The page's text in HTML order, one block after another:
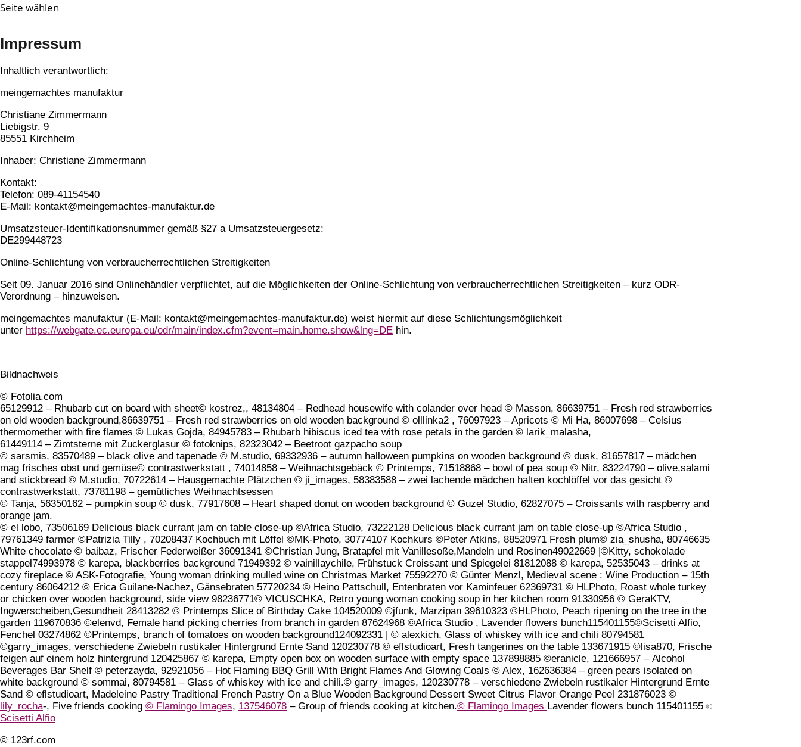
Seite wählen
Impressum
Inhaltlich verantwortlich:
meingemachtes manufaktur
Christiane Zimmermann
Liebigstr. 9
85551 Kirchheim
Inhaber: Christiane Zimmermann
Kontakt:
Telefon: 089-41154540
E-Mail: kontakt@meingemachtes-manufaktur.de
Umsatzsteuer-Identifikationsnummer gemäß §27 a Umsatzsteuergesetz:
DE299448723
Online-Schlichtung von verbraucherrechtlichen Streitigkeiten
Seit 09. Januar 2016 sind Onlinehändler verpflichtet, auf die Möglichkeiten der Online-Schlichtung von verbraucherrechtlichen Streitigkeiten – kurz ODR-
Verordnung – hinzuweisen.
meingemachtes manufaktur (E-Mail: kontakt@meingemachtes-manufaktur.de) weist hiermit auf diese Schlichtungsmöglichkeit
unter https://webgate.ec.europa.eu/odr/main/index.cfm?event=main.home.show&lng=DE hin.
Bildnachweis
© Fotolia.com
65129912 – Rhubarb cut on board with sheet© kostrez,, 48134804 – Redhead housewife with colander over head © Masson, 86639751 – Fresh red strawberries
on old wooden background,86639751 – Fresh red strawberries on old wooden background © olllinka2 , 76097923 – Apricots © Mi Ha, 86007698 – Celsius
thermomether with fire flames © Lukas Gojda, 84945783 – Rhubarb hibiscus iced tea with rose petals in the garden © larik_malasha,
61449114 – Zimtsterne mit Zuckerglasur © fotoknips, 82323042 – Beetroot gazpacho soup
© sarsmis, 83570489 – black olive and tapenade © M.studio, 69332936 – autumn halloween pumpkins on wooden background © dusk, 81657817 – mädchen
mag frisches obst und gemüse© contrastwerkstatt , 74014858 – Weihnachtsgebäck © Printemps, 71518868 – bowl of pea soup © Nitr, 83224790 – olive,salami
and stickbread © M.studio, 70722614 – Hausgemachte Plätzchen © ji_images, 58383588 – zwei lachende mädchen halten kochlöffel vor das gesicht ©
contrastwerkstatt, 73781198 – gemütliches Weihnachtsessen
© Tanja, 56350162 – pumpkin soup © dusk, 77917608 – Heart shaped donut on wooden background © Guzel Studio, 62827075 – Croissants with raspberry and
orange jam.
© el lobo, 73506169 Delicious black currant jam on table close-up ©Africa Studio, 73222128 Delicious black currant jam on table close-up ©Africa Studio ,
79761349 farmer ©Patrizia Tilly , 70208437 Kochbuch mit Löffel ©MK-Photo, 30774107 Kochkurs ©Peter Atkins, 88520971 Fresh plum© zia_shusha, 80746635
White chocolate © baibaz, Frischer Federweißer 36091341 ©Christian Jung, Bratapfel mit Vanillesoße,Mandeln und Rosinen49022669 |©Kitty, schokolade
stappel74993978 © karepa, blackberries background 71949392 © vainillaychile, Frühstuck Croissant und Spiegelei 81812088 © karepa, 52535043 – drinks at
cozy fireplace © ASK-Fotografie, Young woman drinking mulled wine on Christmas Market 75592270 © Günter Menzl, Medieval scene : Wine Production – 15th
century 86064212 © Erica Guilane-Nachez, Gänsebraten 57720234 © Heino Pattschull, Entenbraten vor Kaminfeuer 62369731 © HLPhoto, Roast whole turkey
or chicken over wooden background, side view 98236771© VICUSCHKA, Retro young woman cooking soup in her kitchen room 91330956 © GeraKTV,
Ingwerscheiben,Gesundheit 28413282 © Printemps Slice of Birthday Cake 104520009 ©jfunk, Marzipan 39610323 ©HLPhoto, Peach ripening on the tree in the
garden 119670836 ©elenvd, Female hand picking cherries from branch in garden 87624968 ©Africa Studio , Lavender flowers bunch115401155©Scisetti Alfio,
Fenchel 03274862 ©Printemps, branch of tomatoes on wooden background124092331 | © alexkich, Glass of whiskey with ice and chili 80794581
©garry_images, verschiedene Zwiebeln rustikaler Hintergrund Ernte Sand 120230778 © eflstudioart, Fresh tangerines on the table 133671915 ©lisa870, Frische
feigen auf einem holz hintergrund 120425867 © karepa, Empty open box on wooden surface with empty space 137898885 ©eranicle, 121666957 – Alcohol
Beverages Bar Shelf © peterzayda, 92921056 – Hot Flaming BBQ Grill With Bright Flames And Glowing Coals © Alex, 162636384 – green pears isolated on
white background © sommai, 80794581 – Glass of whiskey with ice and chili.© garry_images, 120230778 – verschiedene Zwiebeln rustikaler Hintergrund Ernte
Sand © eflstudioart, Madeleine Pastry Traditional French Pastry On a Blue Wooden Background Dessert Sweet Citrus Flavor Orange Peel 231876023 ©
lily_rocha-, Five friends cooking © Flamingo Images, 137546078 – Group of friends cooking at kitchen.© Flamingo Images Lavender flowers bunch 115401155 ©
Scisetti Alfio
© 123rf.com